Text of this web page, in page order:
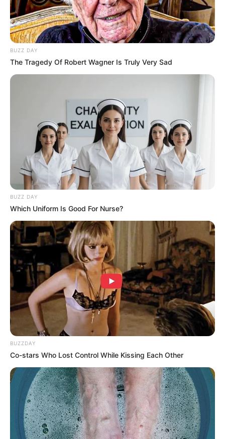
KULINER
Sejarah Rendang, Kuliner Khas
BUZZ DAY
The Tragedy Of Robert Wagner Is Truly Very Sad
BUZZ DAY
Which Uniform Is Good For Nurse?
BUZZDAY
Co-stars Who Lost Control While Kissing Each Other